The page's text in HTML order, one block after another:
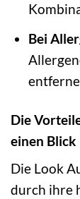
Bei
Die
einen Blick
Die Look
durch ihre